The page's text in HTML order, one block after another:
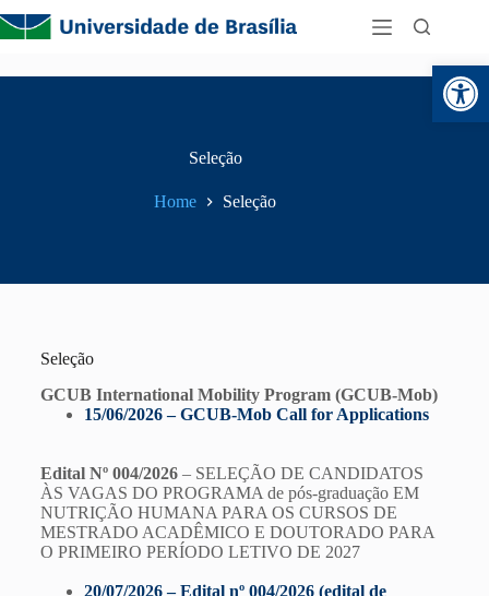
Seleção
Home Seleção
Seleção
GCUB International Mobility Program (GCUB-Mob)
15/06/2026 – GCUB-Mob Call for Applications
Edital Nº 004/2026– SELEÇÃO DE CANDIDATOS
ÀS VAGAS DO PROGRAMA de pós-graduação EM
NUTRIÇÃO HUMANA PARA OS CURSOS DE
MESTRADO ACADÊMICO E DOUTORADO PARA
O PRIMEIRO PERÍODO LETIVO DE 2027
20/07/2026 – Edital nº 004/2026 (edital de